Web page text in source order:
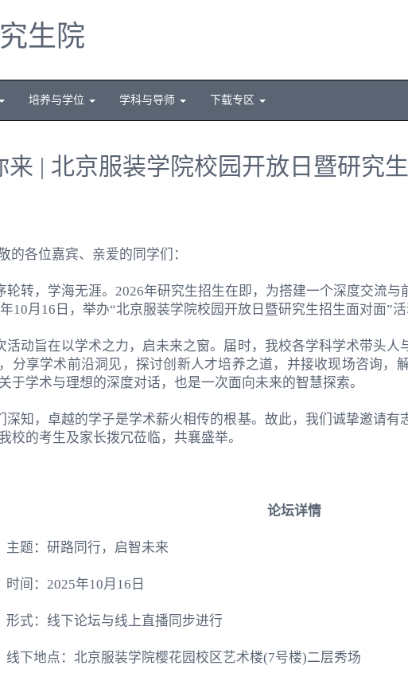
生院
培养与学位 学科与导师 下载专区
来 | 北京服装学院校园开放日暨研究
的各位嘉宾、亲爱的同学们：
轮转，学海无涯。 2026年研究生招生在即，为搭建一个深度交流与
年10月 16 日，举办“北京服装学院校园开放日暨研究生招生面对面”活
活动旨在以学术之力，启未来之窗。届时，我校各学科学术带头人
分享学术前沿洞见，探讨创新人才培养之道，并接收现场咨询，
于学术与理想的深度对话，也是一次面向未来的智慧探索。
深知，卓越的学子是学术薪火相传的根基。故此，我们诚挚邀请有
校的考生及家长拨冗莅临，共襄盛举。
论坛详情
主题：研路同行，启智未来
时间：2025年10月 16 日
形式：线下论坛与线上直播同步进行
线下地点：北京服装学院樱花园校区艺术楼(7号楼)二层秀场